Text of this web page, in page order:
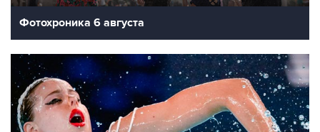
Фотохроника 6 августа